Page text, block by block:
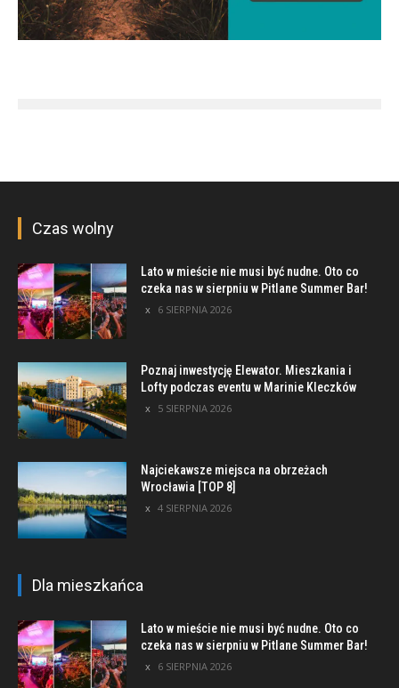
Czas wolny
Lato w mieście nie musi być nudne. Oto co
czeka nas w sierpniu w Pitlane Summer Bar!
6 SIERPNIA 2026
Poznaj inwestycję Elewator. Mieszkania i
Lofty podczas eventu w Marinie Kleczków
5 SIERPNIA 2026
Najciekawsze miejsca na obrzeżach
Wrocławia [TOP 8]
4 SIERPNIA 2026
Dla mieszkańca
Lato w mieście nie musi być nudne. Oto co
czeka nas w sierpniu w Pitlane Summer Bar!
6 SIERPNIA 2026